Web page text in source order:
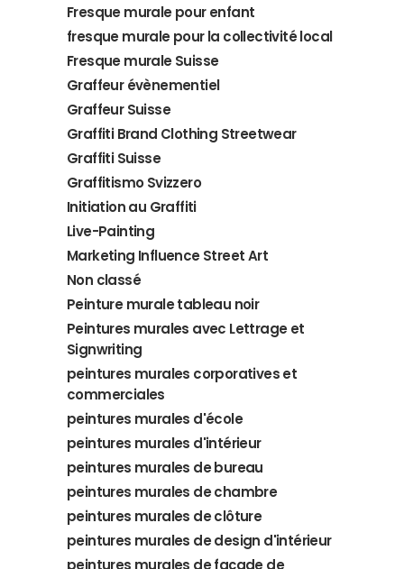
Fresque murale pour enfant
fresque murale pour la collectivité local
Fresque murale Suisse
Graffeur évènementiel
Graffeur Suisse
Graffiti Brand Clothing Streetwear
Graffiti Suisse
Graffitismo Svizzero
Initiation au Graffiti
Live-Painting
Marketing Influence Street Art
Non classé
Peinture murale tableau noir
Peintures murales avec Lettrage et
Signwriting
peintures murales corporatives et
commerciales
peintures murales d'école
peintures murales d'intérieur
peintures murales de bureau
peintures murales de chambre
peintures murales de clôture
peintures murales de design d'intérieur